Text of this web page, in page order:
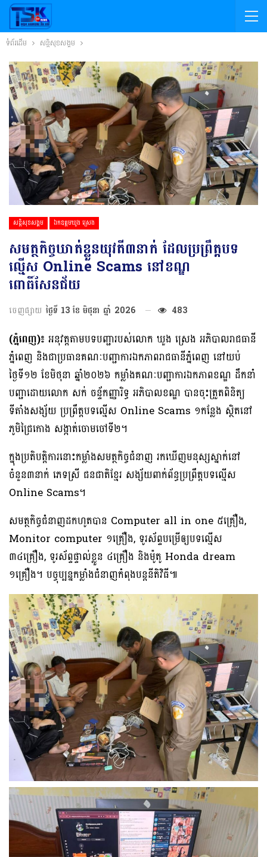
ទំព័រដើម សន្តិសុខសង្គម
សន្តិសុខសង្គម ឯកឧត្តមឃួង ស្រេង
សមត្ថកិច្ចឃាត់ខ្លួនយុវតី៣នាក់ ដែលប្រព្រឹត្តបទ
ល្មើស Online Scams នៅខណ្ឌ
ពោធិ៍សែនជ័យ
ចេញផ្សាយ ថ្ងៃទី 13 ខែ មិថុនា ឆ្នាំ 2026 483
(ភ្នំពេញ)៖ អនុវត្តតាមបទបញ្ជារបស់លោក ឃួង ស្រេង អភិបាលរាជធានី
ភ្នំពេញ និងជាប្រធានគណៈបញ្ជាការឯកភាពរាជធានីភ្នំពេញ នៅយប់
ថ្ងៃទី១២ ខែមិថុនា ឆ្នាំ២០២៦ កម្លាំងគណៈបញ្ជាការឯកភាពខណ្ឌ ដឹកនាំ
បញ្ជាដោយលោក សក់ ចន្ទ័កញ្ញារិទ្ធ អភិបាលខណ្ឌ បានចុះត្រួតពិនិត្យ
ទីតាំងសង្ស័យ ប្រព្រឹត្តបទល្មើស Online Scams ១កន្លែង ស្ថិតនៅ
ភូមិជ្រៃកោង សង្កាត់ចោមចៅទី២។
ក្នុងប្រតិបត្តិការនោះកម្លាំងសមត្ថកិច្ចជំនាញ រកឃើញមនុស្សស្នាក់នៅ
ចំនួន៣នាក់ ភេទស្រី ជនជាតិខ្មែរ សង្ស័យពាក់ព័ន្ធប្រព្រឹត្តបទល្មើស
Online Scams។
សមត្ថកិច្ចជំនាញដកហូតបាន Computer all in one ៥គ្រឿង,
Monitor computer ១គ្រឿង, ទូរស័ព្ទបម្រើឲ្យបទល្មើស
៣៤គ្រឿង, ទូរស័ព្ទផ្ទាល់ខ្លួន ៤គ្រឿង និងម៉ូតូ Honda dream
១គ្រឿង។ បច្ចុប្បន្នកម្លាំងជំនាញកំពុងបន្ដនីតិវិធី៕